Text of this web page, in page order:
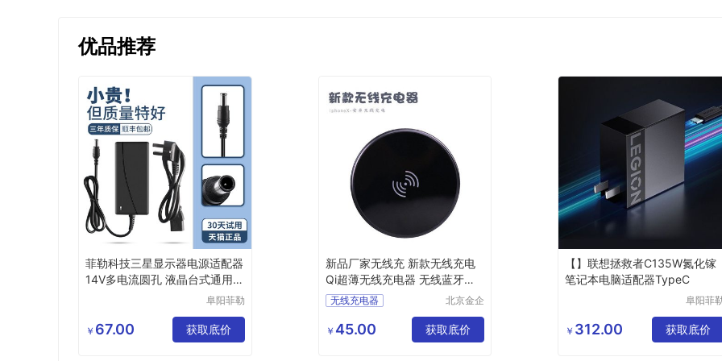
优品推荐
菲勒科技三星显示器电源适配器
14V多电流圆孔 液晶台式通用适
阜阳菲勒
公司
￥ 67.00 获取底价
新品厂家无线充 新款无线充电
Qi超薄无线充电器 无线蓝牙充
电源定制logo
无线充电器
新款无线充电器
北京金企
有限公司
￥ 45.00 获取底价
【】联想拯救者C135W氮化镓
笔记本电脑适配器TypeC
阜阳菲
公司
￥ 312.00 获取底价